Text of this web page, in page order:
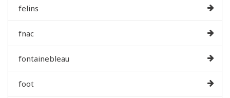
felins
fnac
fontainebleau
foot